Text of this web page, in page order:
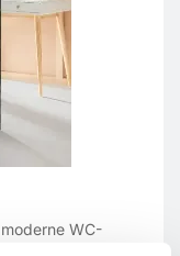
WC-